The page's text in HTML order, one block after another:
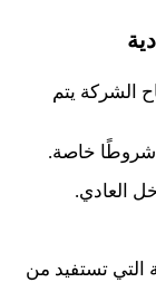
الشركة يتم
شروطًا خاصة.
العادي.
التي تستفيد من